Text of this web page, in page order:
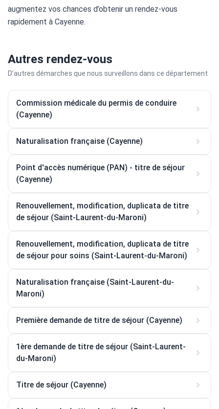
augmentez vos chances d’obtenir un rendez-vous
rapidement à Cayenne.
Autres rendez-vous
D’autres démarches que nous surveillons dans ce département
Commission médicale du permis de conduire
(Cayenne)
Naturalisation française (Cayenne)
Point d'accès numérique (PAN) - titre de séjour
(Cayenne)
Renouvellement, modification, duplicata de titre
de séjour (Saint-Laurent-du-Maroni)
Renouvellement, modification, duplicata de titre
de séjour pour soins (Saint-Laurent-du-Maroni)
Naturalisation française (Saint-Laurent-du-
Maroni)
Première demande de titre de séjour (Cayenne)
1ère demande de titre de séjour (Saint-Laurent-
du-Maroni)
Titre de séjour (Cayenne)